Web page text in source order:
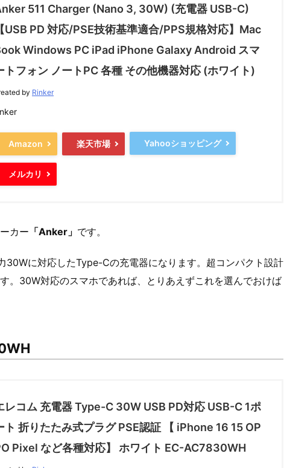
511 Charger (Nano 3, 30W) (充電器 USB-C)
【USB PD 対応/PSE技術基準適合/PPS規格対応】Mac
Windows PC iPad iPhone Galaxy Android スマ
トフォン ノートPC 各種 その他機器対応 (ホワイト)
by Rinker
Amazon 楽天市場 Yahooショッピング
メルカリ
カー 「Anker」 です。
30Wに対応したType-Cの充電器になります。超コンパクト設計
。30W対応のスマホであれば、とりあえずこれを選んでおけば
レコム 充電器 Type-C 30W USB PD対応 USB-C 1ポ
ト 折りたたみ式プラグ PSE認証 【 iPhone 16 15 OP
Pixel など各種対応】 ホワイト EC-AC7830WH